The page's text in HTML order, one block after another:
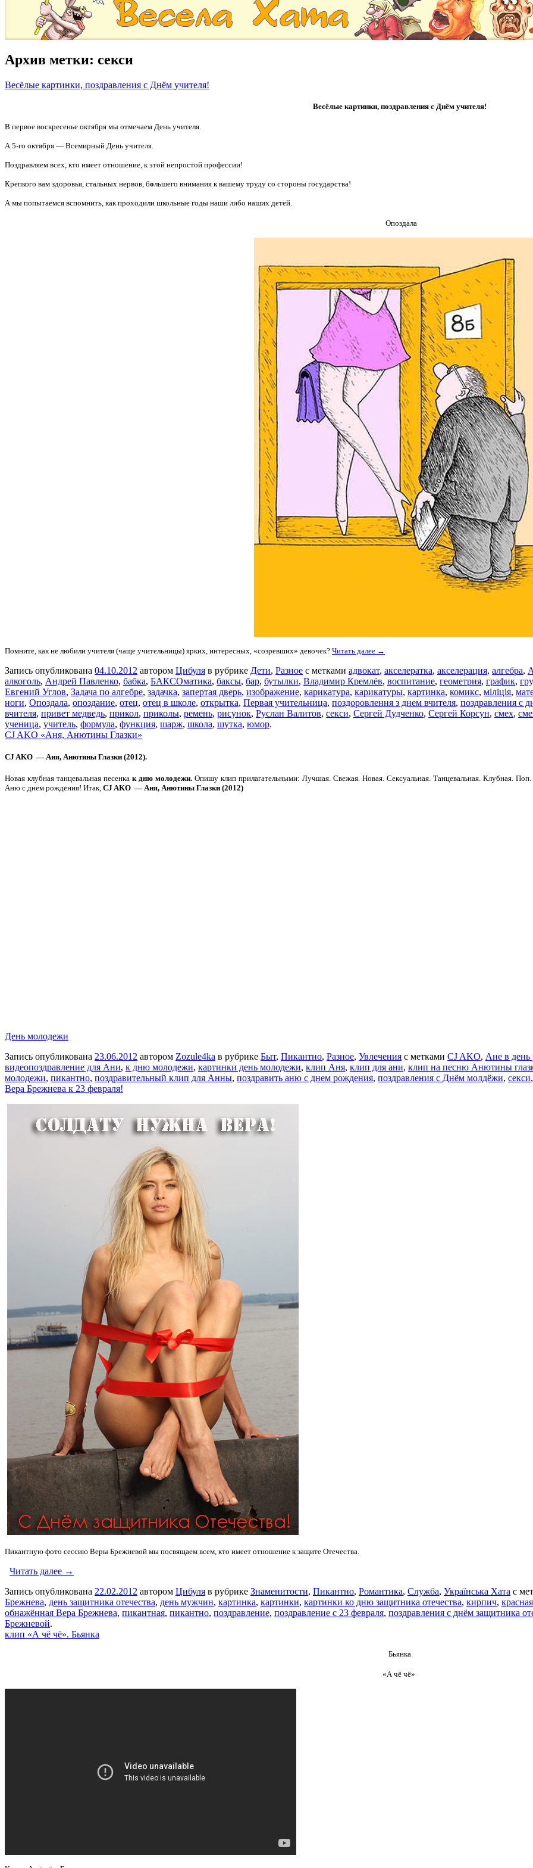
Архив метки: секси
Весёлые картинки, поздравления с Днём учителя!
Весёлые картинки, поздравления с Днём учителя!
В первое воскресенье октября мы отмечаем День учителя.
А 5-го октября — Всемирный День учителя.
Поздравляем всех, кто имеет отношение, к этой непростой профессии!
Крепкого вам здоровья, стальных нервов, большего внимания к вашему труду со стороны государства!
А мы попытаемся вспомнить, как проходили школьные годы наши либо наших детей.
Опоздала
Помните, как не любили учителя (чаще учительницы) ярких, интересных, «созревших» девочек? Читать далее →
Запись опубликована 04.10.2012 автором Цибуля в рубрике Дети, Разное с метками адвокат, акселератка, акселерация, алгебра,
алкоголь, Андрей Павленко, бабка, БАКСОматика, баксы, бар, бутылки, Владимир Кремлёв, воспитание, геометрия, график,
Евгений Углов, Задача по алгебре, задачка, запертая дверь, изображение, карикатура, карикатуры, картинка, комикс, міліція,
ноги, Опоздала, опоздание, отец, отец в школе, открытка, Первая учительница, поздоровлення з днем вчителя, поздравления с
вчителя, привет медведь, прикол, приколы, ремень, рисунок, Руслан Валитов, секси, Сергей Дудченко, Сергей Корсун, смех,
ученица, учитель, формула, функция, шарж, школа, шутка, юмор.
CJ AKO «Аня, Анютины Глазки»
CJ AKO — Аня, Анютины Глазки (2012).
Новая клубная танцевальная песенка к дню молодежи. Опишу клип прилагательными: Лучшая. Свежая. Новая. Сексуальная. Танцевальная. Клубная.
Аню с днем рождения! Итак, CJ AKO — Аня, Анютины Глазки (2012)
День молодежи
Запись опубликована 23.06.2012 автором Zozule4ka в рубрике Быт, Пикантно, Разное, Увлечения с метками CJ AKO, Ане в день
видеопоздравление для Ани, к дню молодежи, картинки день молодежи, клип Аня, клип для ани, клип на песню Анютины
молодежи, пикантно, поздравительный клип для Анны, поздравить аню с днем рождения, поздравления с Днём молдёжи, секси,
Вера Брежнева к 23 февраля!
Пикантную фото сессию Веры Брежневой мы посвящаем всем, кто имеет отношение к защите Отечества.
Читать далее →
Запись опубликована 22.02.2012 автором Цибуля в рубрике Знаменитости, Пикантно, Романтика, Служба, Українська Хата с
Брежнева, день защитника отечества, день мужчин, картинка, картинки, картинки ко дню защитника отечества, кирпич,
обнажённая Вера Брежнева, пикантная, пикантно, поздравление, поздравление с 23 февраля, поздравления с днём защитника
Брежневой.
клип «А чё чё». Бьянка
Бьянка
«А чё чё»